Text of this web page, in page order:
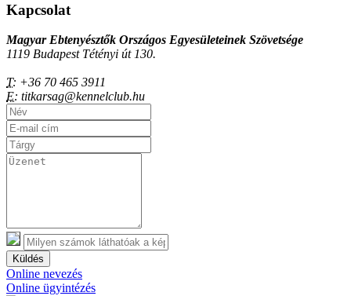
Kapcsolat
Magyar Ebtenyésztők Országos Egyesületeinek Szövetsége
1119 Budapest Tétényi út 130.
T: +36 70 465 3911
E: titkarsag@kennelclub.hu
Küldés
Online nevezés
Online ügyintézés